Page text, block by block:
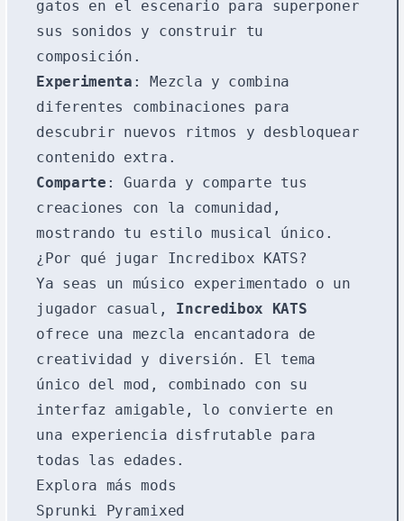
gatos en el escenario para superponer
sus sonidos y construir tu
composición.
Experimenta : Mezcla y combina
diferentes combinaciones para
descubrir nuevos ritmos y desbloquear
contenido extra.
Comparte : Guarda y comparte tus
creaciones con la comunidad,
mostrando tu estilo musical único.
¿Por qué jugar Incredibox KATS?
Ya seas un músico experimentado o un
jugador casual, Incredibox KATS
ofrece una mezcla encantadora de
creatividad y diversión. El tema
único del mod, combinado con su
interfaz amigable, lo convierte en
una experiencia disfrutable para
todas las edades.
Explora más mods
Sprunki Pyramixed